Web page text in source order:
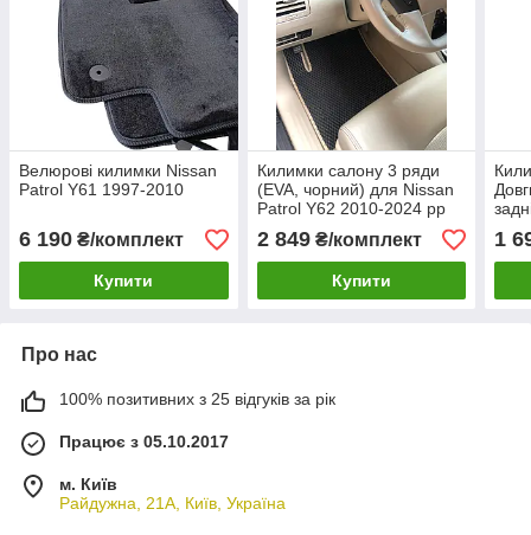
Велюрові килимки Nissan
Patrol Y61 1997-2010
6 190 ₴/комплект
Купити
Килимки салону 3 ряди
(EVA, чорний) для Nissan
Patrol Y62 2010-2024 рр
2 849₴/комплект
Купити
Y61
1
Про нас
100% позитивних з 25 відгуків за рік
Працює з 05.10.2017
м. Київ
Райдужна, 21А, Київ, Україна